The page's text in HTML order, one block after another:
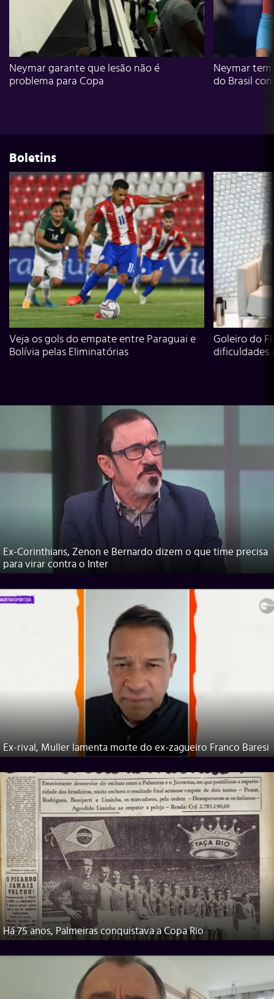
Neymar garante que lesão não é
problema para Copa
Neymar
do Brasil
Boletins
Veja os gols do empate entre Paraguai e
Bolívia pelas Eliminatórias
Goleiro do
dificuldades
Ex-Corinthians, Zenon e Bernardo dizem o que time precisa
para virar contra o Inter
Ex-rival, Muller lamenta morte do ex-zagueiro Franco Baresi
Há 75 anos, Palmeiras conquistava a Copa Rio